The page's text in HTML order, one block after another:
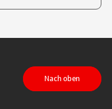
auf LinkedIn
Nach oben